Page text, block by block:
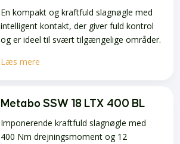
En kompakt og kraftfuld slagnøgle med
intelligent kontakt, der giver fuld kontrol
og er ideel til svært tilgængelige områder.
Læs mere
Metabo SSW 18 LTX 400 BL
Imponerende kraftfuld slagnøgle med
400 Nm drejningsmoment og 12